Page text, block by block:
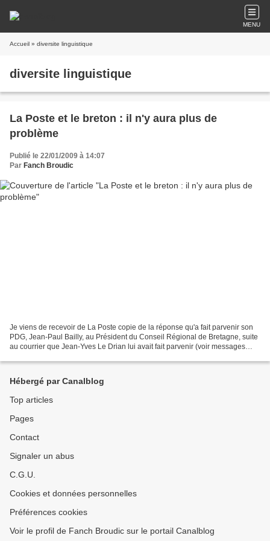
MENU
Accueil » diversite linguistique
diversite linguistique
La Poste et le breton : il n'y aura plus de
problème
Publié le 22/01/2009 à 14:07
Par Fanch Broudic
Je viens de recevoir de La Poste copie de la réponse qu'a fait parvenir son
PDG, Jean-Paul Bailly, au Président du Conseil Régional de Bretagne, suite
au courrier que Jean-Yves Le Drian lui avait fait parvenir (voir messages
Hébergé par Canalblog
Top articles
Pages
Contact
Signaler un abus
C.G.U.
Cookies et données personnelles
Préférences cookies
Voir le profil de Fanch Broudic sur le portail Canalblog